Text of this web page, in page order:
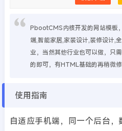
PbootCMS内核开发的网站模板
端,智能家居,家装设计,装修设计,
业，当然其他行业也可以做，只
的即可，有HTML基础的再稍微
使用指南
自适应手机端，同一个后台，